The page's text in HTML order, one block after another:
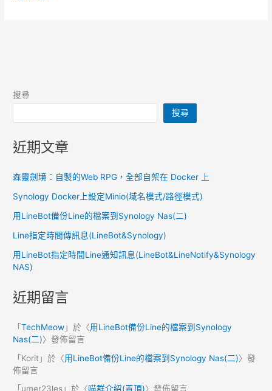
春
券)
搜尋
搜尋
近期文章
森靈劍境：自製的Web RPG，全部自架在 Docker 上
Synology Docker上設定Minio(域名模式/路徑模式)
用LineBot備份Line的檔案到Synology Nas(二)
Line指定時間傳訊息(LineBot&Synology)
用LineBot指定時間Line通知訊息(LineBot&LineNotify&Synology
NAS)
近期留言
「TechMeow」於〈用LineBot備份Line的檔案到Synology
Nas(二)〉發佈留言
「 Korit 」於〈用LineBot備份Line的檔案到Synology Nas(二)〉發
佈留言
「 umer23les」於〈喵群介紹(置頂)〉發佈留言